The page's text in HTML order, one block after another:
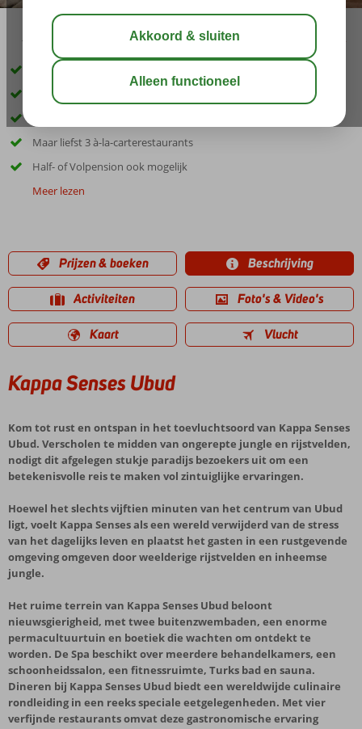
16:15 aug 31°C
Comfort en luxe, midden tussen de rijstvelden
Gratis shuttleservice naar Ubud
Maar liefst 3 à-la-carterestaurants
Half- of Volpension ook mogelijk
Meer lezen
Prijzen & boeken Beschrijving
Activiteiten Foto's & Video's
Kaart Vlucht
Kappa Senses Ubud
Kom tot rust en ontspan in het toevluchtsoord van Kappa Senses
Ubud. Verscholen te midden van ongerepte jungle en rijstvelden,
nodigt dit afgelegen stukje paradijs bezoekers uit om een
betekenisvolle reis te maken vol zintuiglijke ervaringen.
Hoewel het slechts vijftien minuten van het centrum van Ubud
ligt, voelt Kappa Senses als een wereld verwijderd van de stress
van het dagelijks leven en plaatst het gasten in een rustgevende
omgeving omgeven door weelderige rijstvelden en inheemse
jungle.
Het ruime terrein van Kappa Senses Ubud beloont
nieuwsgierigheid, met twee buitenzwembaden, een enorme
permacultuurtuin en boetiek die wachten om ontdekt te
worden. De Spa beschikt over meerdere behandelkamers, een
schoonheidssalon, een fitnessruimte, Turks bad en sauna.
Dineren bij Kappa Senses Ubud biedt een wereldwijde culinaire
rondleiding in een reeks speciale eetgelegenheden. Met vier
verfijnde restaurants omvat deze gastronomische ervaring